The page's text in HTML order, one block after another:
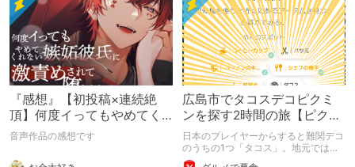
『感想』【初投稿×連続絶
頂】何度イってもやめてく
れない嫉妬彼氏に激責めさ
音声作品の感想です
広島市でタコスデコピクミ
ンを探す2時間の旅【ピクミ
ンブルーム / Pikmin
Bloom】
日本のプレイヤーからすると難関デコ
のうちの1つ「タコス」。地元では見
つけられなかった男が広島で探す旅を